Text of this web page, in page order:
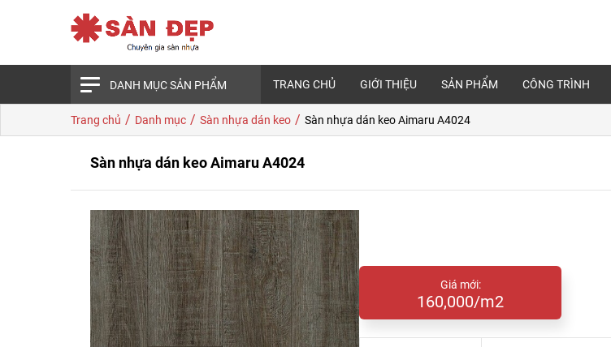
DANH MỤC SẢN PHẨM TRANG CHỦ GIỚI THIỆU SẢN PHẨM CÔNG TRÌNH
Trang chủ / Danh mục / Sàn nhựa dán keo / Sàn nhựa dán keo Aimaru A4024
Sàn nhựa dán keo Aimaru A4024
Giá mới:
160,000/m2